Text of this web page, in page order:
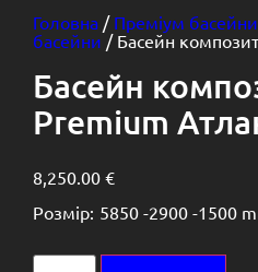
Головна / Преміум басейни
басейни/ Басейн
Басейн
Premium
8,250.00 €
Розмір: 5850 -2900 -1500